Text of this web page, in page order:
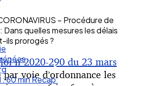
60 min Recap’
– Procédure de
Dans quelles mesures les délais
ils prorogés ?
loi n°2020-290 du 23 mars
voie d’ordonnance les